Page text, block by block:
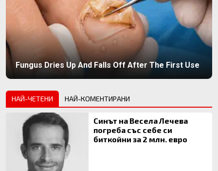
Fungus Dries Up And Falls Off After The First Use
НАЙ-ЧЕТЕНИ НАЙ-КОМЕНТИРАНИ
Синът на Весела Лечева
погреба със себе си
биткойни за 2 млн. евро